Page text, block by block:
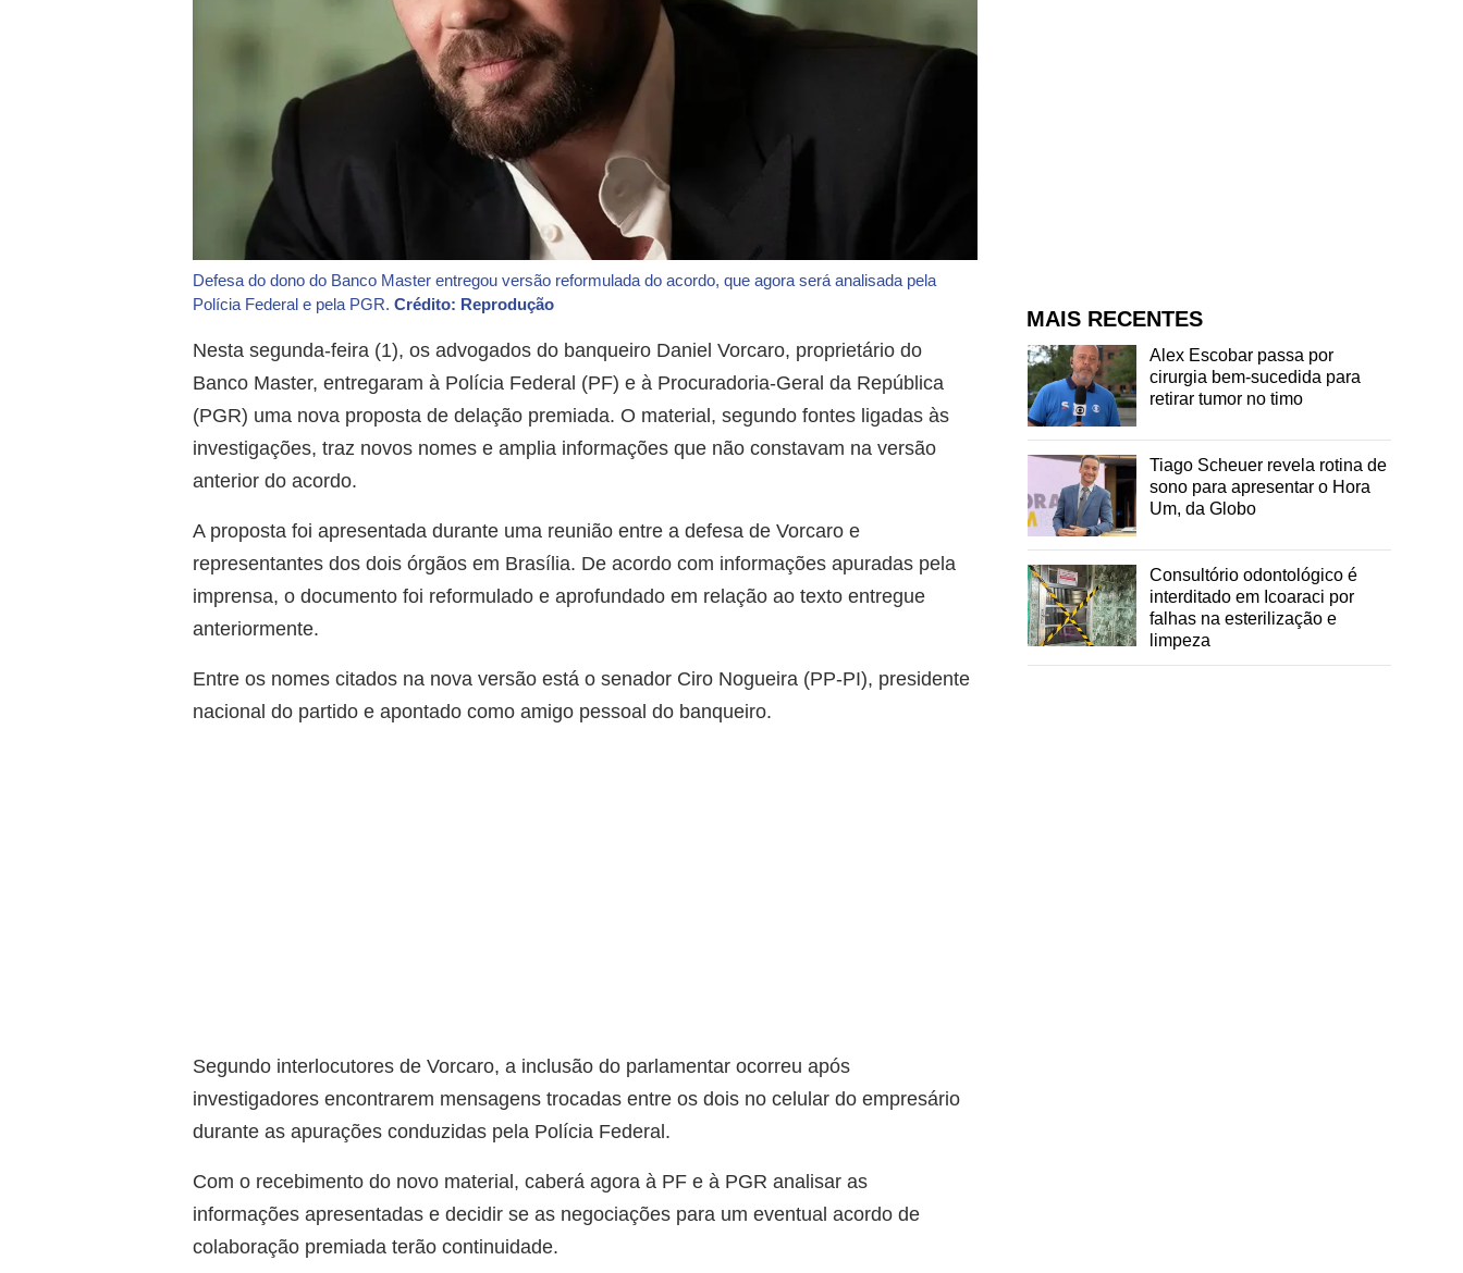
Defesa do dono do Banco Master entregou versão reformulada do acordo, que agora será analisada pela
Polícia Federal e pela PGR.Crédito: Reprodução
Nesta segunda-feira (1), os advogados do banqueiro Daniel Vorcaro, proprietário do
Banco Master, entregaram à Polícia Federal (PF) e à Procuradoria-Geral da República
(PGR) uma nova proposta de delação premiada. O material, segundo fontes ligadas às
investigações, traz novos nomes e amplia informações que não constavam na versão
anterior do acordo.
A proposta foi apresentada durante uma reunião entre a defesa de Vorcaro e
representantes dos dois órgãos em Brasília. De acordo com informações apuradas pela
imprensa, o documento foi reformulado e aprofundado em relação ao texto entregue
anteriormente.
Entre os nomes citados na nova versão está o senador Ciro Nogueira (PP-PI), presidente
nacional do partido e apontado como amigo pessoal do banqueiro.
Segundo interlocutores de Vorcaro, a inclusão do parlamentar ocorreu após
investigadores encontrarem mensagens trocadas entre os dois no celular do empresário
durante as apurações conduzidas pela Polícia Federal.
Com o recebimento do novo material, caberá agora à PF e à PGR analisar as
informações apresentadas e decidir se as negociações para um eventual acordo de
colaboração premiada terão continuidade.
MAIS RECENTES
Alex Escobar passa por
cirurgia bem-sucedida para
retirar tumor no timo
Tiago Scheuer revela rotina de
sono para apresentar o Hora
Um, da Globo
Consultório odontológico é
interditado em Icoaraci por
falhas na esterilização e
limpeza